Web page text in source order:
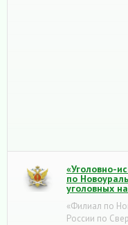
«Уголовно-
по
уголовных
«Филиал по
России по